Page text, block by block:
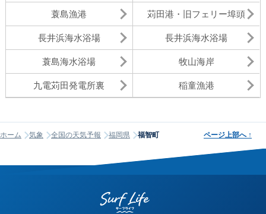
蓑島漁港 苅田港・旧フェリー埠頭
長井浜海水浴場 長井浜海水浴場
蓑島海水浴場 牧山海岸
九電苅田発電所裏 稲童漁港
ホーム 気象 全国の天気予報 福岡県 福智町 ページ上部へ ↑